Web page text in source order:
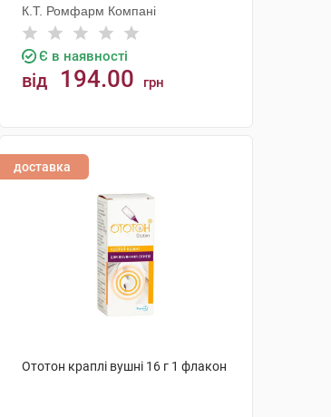
К.Т. Ромфарм Компані
Є в наявності
від 194.00 грн
доставка
Ототон краплі вушні 16 г 1 флакон